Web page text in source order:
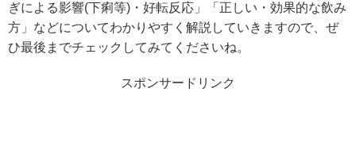
ぎによる影響(下痢等)・好転反応」「正しい・効果的な飲み
方」などについてわかりやすく解説していきますので、ぜ
ひ最後までチェックしてみてくださいね。
スポンサードリンク